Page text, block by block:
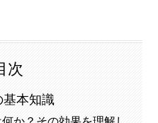
次
基本知識